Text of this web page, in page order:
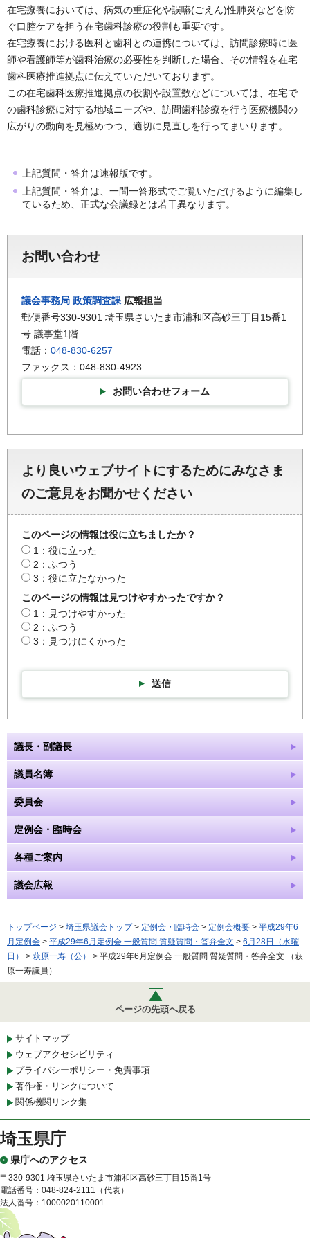
在宅療養においては、病気の重症化や誤嚥(ごえん)性肺炎などを防
ぐ口腔ケアを担う在宅歯科診療の役割も重要です。
在宅療養における医科と歯科との連携については、訪問診療時に医
師や看護師等が歯科治療の必要性を判断した場合、その情報を在宅
歯科医療推進拠点に伝えていただいております。
この在宅歯科医療推進拠点の役割や設置数などについては、在宅で
の歯科診療に対する地域ニーズや、訪問歯科診療を行う医療機関の
広がりの動向を見極めつつ、適切に見直しを行ってまいります。
上記質問・答弁は速報版です。
上記質問・答弁は、一問一答形式でご覧いただけるように編集し
ているため、正式な会議録とは若干異なります。
お問い合わせ
議会事務局 政策調査課 広報担当
郵便番号330-9301 埼玉県さいたま市浦和区高砂三丁目15番1
号 議事堂1階
電話： 048-830-6257
ファックス：048-830-4923
お問い合わせフォーム
より良いウェブサイトにするためにみなさま
のご意見をお聞かせください
このページの情報は役に立ちましたか？
1：役に立った
2：ふつう
3：役に立たなかった
このページの情報は見つけやすかったですか？
1：見つけやすかった
2：ふつう
3：見つけにくかった
送信
議長・副議長
議員名簿
委員会
定例会・臨時会
各種ご案内
議会広報
トップページ > 埼玉県議会トップ> 定例会・臨時会 > 定例会概要 > 平成29年6
月定例会 > 平成29年6月定例会 一般質問 質疑質問・答弁全文 > 6月28日（水曜
日）
> 萩原一寿（公）
> 平成29年6月定例会 一般質問 質疑質問・答弁全文 （萩
原一寿議員）
ページの先頭へ戻る
サイトマップ
ウェブアクセシビリティ
プライバシーポリシー・免責事項
著作権・リンクについて
関係機関リンク集
埼玉県庁
県庁へのアクセス
〒330-9301 埼玉県さいたま市浦和区高砂三丁目15番1号
電話番号：048-824-2111（代表）
法人番号：1000020110001